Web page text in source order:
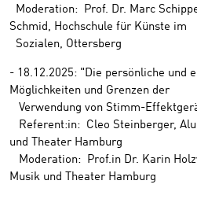
Moderation: Prof. Dr. Marc
Schmid, Hochschule für Künste im
Sozialen, Ottersberg
- 18.12.2025: "Die persönliche und
Möglichkeiten und Grenzen der
Verwendung von Stimm-
Referent:in: Cleo Steinberger,
und Theater Hamburg
Moderation: Prof.in Dr. Karin
Musik und Theater Hamburg